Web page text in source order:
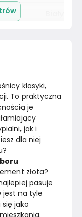
Chrom
Unknown
Biele kremy
Złożony
klasyki,
To praktyczna
je
jak i
dla niej
złota?
pasuje
jest na tyle
jako